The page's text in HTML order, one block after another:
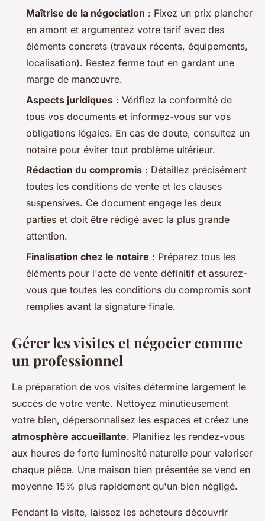
Maîtrise de la négociation : Fixez un prix plancher
en amont et argumentez votre tarif avec des
éléments concrets (travaux récents, équipements,
localisation). Restez ferme tout en gardant une
marge de manœuvre.
Aspects juridiques : Vérifiez la conformité de
tous vos documents et informez-vous sur vos
obligations légales. En cas de doute, consultez un
notaire pour éviter tout problème ultérieur.
Rédaction du compromis : Détaillez précisément
toutes les conditions de vente et les clauses
suspensives. Ce document engage les deux
parties et doit être rédigé avec la plus grande
attention.
Finalisation chez le notaire : Préparez tous les
éléments pour l'acte de vente définitif et assurez-
vous que toutes les conditions du compromis sont
remplies avant la signature finale.
Gérer les visites et négocier comme
un professionnel
La préparation de vos visites détermine largement le
succès de votre vente. Nettoyez minutieusement
votre bien, dépersonnalisez les espaces et créez une
atmosphère accueillante. Planifiez les rendez-vous
aux heures de forte luminosité naturelle pour valoriser
chaque pièce. Une maison bien présentée se vend en
moyenne 15% plus rapidement qu'un bien négligé.
Pendant la visite, laissez les acheteurs découvrir